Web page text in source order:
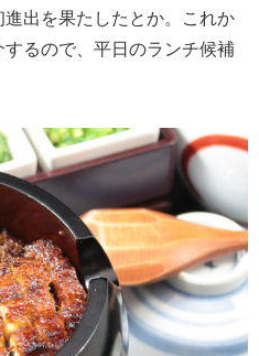
出を果たしたとか。これか
るので、平日のランチ候補